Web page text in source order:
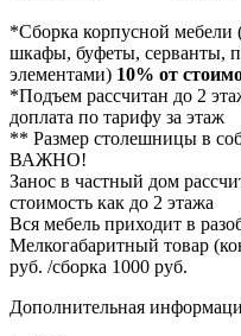
*Сборка корпусной
шкафы, буфеты, серванты,
элементами) 10% от
*Подъем рассчитан до 2
доплата по тарифу за этаж
** Размер столешницы в
ВАЖНО!
Занос в частный дом
стоимость как до 2 этажа
Вся мебель приходит в
Мелкогабаритный товар
руб. /сборка 1000 руб.
Дополнительная